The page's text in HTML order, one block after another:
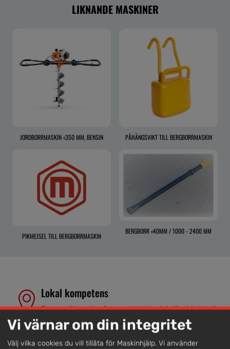
LIKNANDE MASKINER
JORDBORRMASKIN <350 MM, BENSIN PÅHÄNGSVIKT TILL BERGBORRMASKIN
PIKMEJSEL TILL BERGBORRMASKIN
BERGBORR <40MM / 1000 - 2400 MM
Lokal kompetens
Genom att samla våra medarbetare lokalt erbjuder vi
Vi värnar om din integritet
Välj vilka cookies du vill tillåta för Maskinhjälp. Vi använder